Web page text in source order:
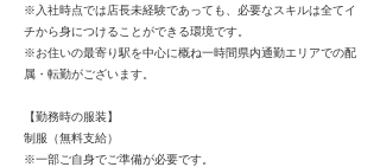
※入社時点では店長未経験であっても、必要なスキルは全てイ
チから身につけることができる環境です。
※お住いの最寄り駅を中心に概ね一時間県内通勤エリアでの配
属・転勤がございます。
【勤務時の服装】
制服（無料支給）
※一部ご自身でご準備が必要です。